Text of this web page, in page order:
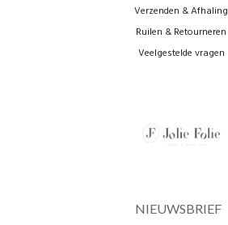
Verzenden & Afhaling
Ruilen & Retourneren
Veelgestelde vragen
NIEUWSBRIEF